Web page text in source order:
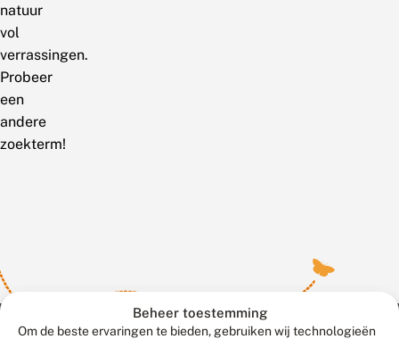
Beheer toestemming
Om de beste ervaringen te bieden, gebruiken wij technologieën
natuur
vol
verrassingen.
Probeer
een
andere
zoekterm!